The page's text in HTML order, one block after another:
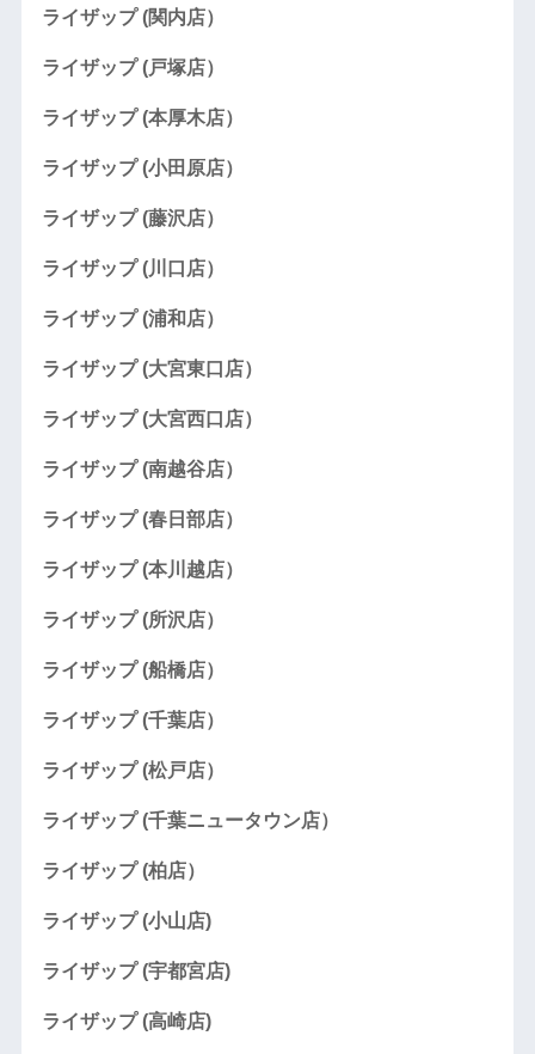
ライザップ (関内店）
ライザップ (戸塚店）
ライザップ (本厚木店）
ライザップ (小田原店）
ライザップ (藤沢店）
ライザップ (川口店）
ライザップ (浦和店）
ライザップ (大宮東口店）
ライザップ (大宮西口店）
ライザップ (南越谷店）
ライザップ (春日部店）
ライザップ (本川越店）
ライザップ (所沢店）
ライザップ (船橋店）
ライザップ (千葉店）
ライザップ (松戸店）
ライザップ (千葉ニュータウン店）
ライザップ (柏店）
ライザップ (小山店)
ライザップ (宇都宮店)
ライザップ (高崎店)